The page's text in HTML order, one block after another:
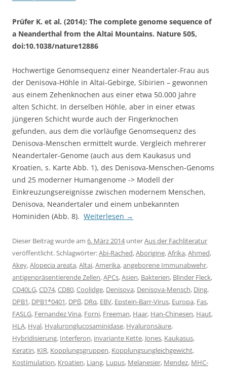
Prüfer K. et al. (2014): The complete genome sequence of
a Neanderthal from the Altai Mountains. Nature 505,
doi:10.1038/nature12886
Hochwertige Genomsequenz einer Neandertaler-Frau aus
der Denisova-Höhle in Altai-Gebirge, Sibirien – gewonnen
aus einem Zehenknochen aus einer etwa 50.000 Jahre
alten Schicht. In derselben Höhle, aber in einer etwas
jüngeren Schicht wurde auch der Fingerknochen
gefunden, aus dem die vorläufige Genomsequenz des
Denisova-Menschen ermittelt wurde. Vergleich mehrerer
Neandertaler-Genome (auch aus dem Kaukasus und
Kroatien, s. Karte Abb. 1), des Denisova-Menschen-Genoms
und 25 moderner Humangenome -> Modell der
Einkreuzungsereignisse zwischen modernem Menschen,
Denisova, Neandertaler und einem unbekannten
Hominiden (Abb. 8). Weiterlesen →
Dieser Beitrag wurde am 6. März 2014unterAus der Fachliteratur
veröffentlicht. Schlagwörter:Abi-Rached,Aborigine,Afrika,Ahmed,
Akey,Alopecia areata,Altai,Amerika,angeborene Immunabwehr,
antigenpräsentierende Zellen,APCs,Asien, Bakterien, Blinder Fleck,
CD40LG,CD74,CD80,Coolidge, Denisova, Denisova-Mensch, Ding,
DPB1, DPB1*0401, DPβ, DRα, EBV, Epstein-Barr-Virus, Europa, Fas,
FASLG, Fernandez Vina, Forni, Freeman, Haar, Han-Chinesen, Haut,
HLA, Hyal, Hyaluronglucosaminidase, Hyaluronsäure,
Hybridisierung, Interferon, invariante Kette, Jones, Kaukasus,
Keratin, KIR, Kopplungsgruppen, Kopplungsungleichgewicht,
Kostimulation, Kroatien, Liang, Lupus, Melanesier, Mendez, MHC-